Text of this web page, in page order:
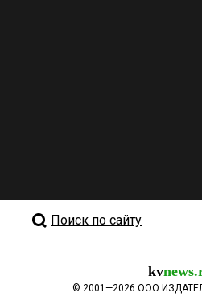
Поиск по сайту
kv
© 2001—2026 ООО